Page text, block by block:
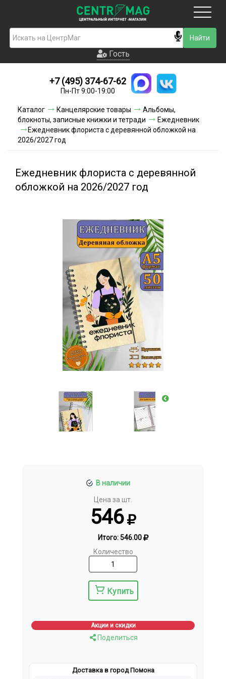
Гость
Новинки
Условия доставки
Условия оплаты
Акции и скидки
Гость
+7 (495) 374-67-62
Пн-Пт 9:00-19:00
Каталог Канцелярские товары
Альбомы,
блокноты, записные книжки и тетради
Ежедневник
Ежедневник флориста с деревянной обложкой на
2026/2027 год
Ежедневник флориста с деревянной
обложкой на 2026/2027 год
В наличии
Цена за шт.
546
Итого:546.00
Количество
Купить
Акции и скидки
Поделиться
Доставка в город Помона